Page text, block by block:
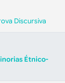
Discursiva
Étnico-